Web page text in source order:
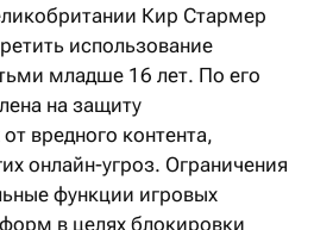
Кир Стармер
использование
младше 16 лет. По его
на защиту
вредного контента,
онлайн-угроз. Ограничения
функции игровых
в целях блокировки